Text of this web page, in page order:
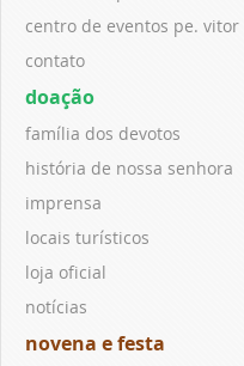
centro de eventos pe. vitor
contato
doação
família dos devotos
história de nossa senhora
imprensa
locais turísticos
loja oficial
notícias
novena e festa